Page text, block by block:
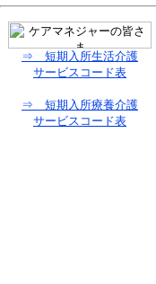
⇒ 短期入所生活介護
サービスコード表
⇒ 短期入所療養介護
サービスコード表